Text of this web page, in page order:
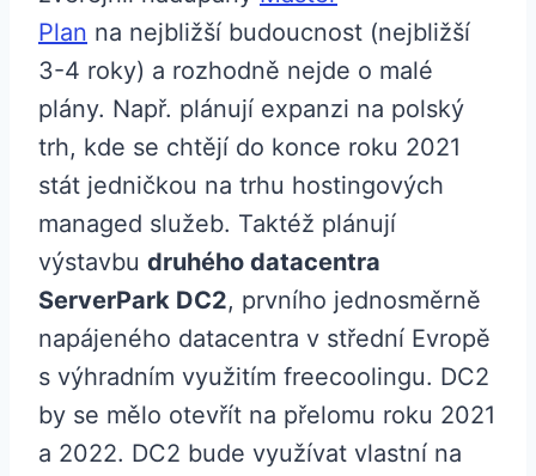
Plan na nejbližší budoucnost (nejbližší
3-4 roky) a rozhodně nejde o malé
plány. Např. plánují expanzi na polský
trh, kde se chtějí do konce roku 2021
stát jedničkou na trhu hostingových
managed služeb. Taktéž plánují
výstavbu druhého datacentra
ServerPark DC2, prvního jednosměrně
napájeného datacentra v střední Evropě
s výhradním využitím freecoolingu. DC2
by se mělo otevřít na přelomu roku 2021
a 2022. DC2 bude využívat vlastní na